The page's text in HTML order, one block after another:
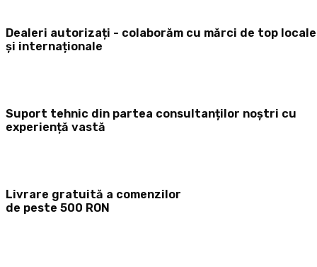
Dealeri autorizați - colaborăm cu mărci de top locale
și internaționale
Suport tehnic din partea consultanților noștri cu
experiență vastă
Livrare gratuită a comenzilor
de peste 500 RON